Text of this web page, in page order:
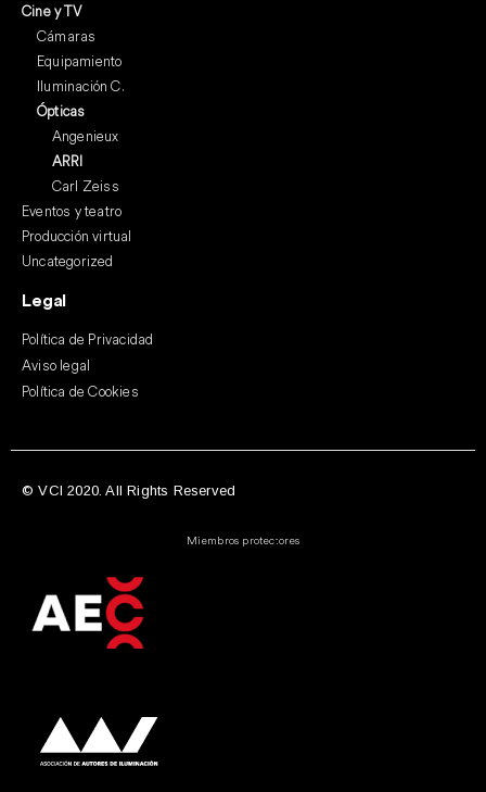
Cine y TV
Cámaras
Equipamiento
Iluminación C.
Ópticas
Angenieux
ARRI
Carl Zeiss
Eventos y teatro
Producción virtual
Uncategorized
Legal
Política de Privacidad
Aviso legal
Política de Cookies
© VCI 2020. All Rights Reserved
Miembros protectores